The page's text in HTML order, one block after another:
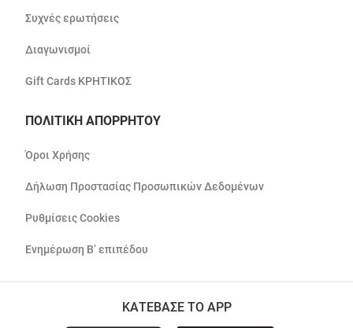
Συχνές ερωτήσεις
Διαγωνισμοί
Gift Cards ΚΡΗΤΙΚΟΣ
ΠΟΛΙΤΙΚΗ ΑΠΟΡΡΗΤΟΥ
Όροι Χρήσης
Δήλωση Προστασίας Προσωπικών Δεδομένων
Ρυθμίσεις Cookies
Ενημέρωση Β’ επιπέδου
ΚΑΤΕΒΑΣΕ ΤΟ APP